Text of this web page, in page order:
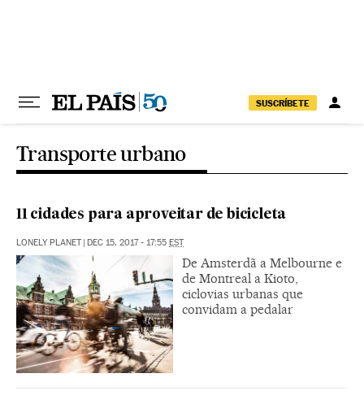
SUSCRÍBETE
Transporte urbano
11 cidades para aproveitar de bicicleta
LONELY PLANET | DEC 15, 2017 - 17:55 EST
De Amsterdã a Melbourne e
de Montreal a Kioto,
ciclovias urbanas que
convidam a pedalar